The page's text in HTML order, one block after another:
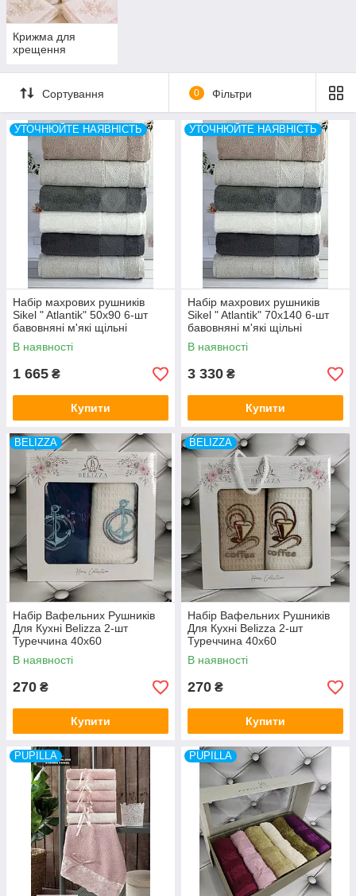
Крижма для
хрещення
Сортування 0 Фільтри
УТОЧНЮЙТЕ НАЯВНІСТЬ
Набір махрових рушників
Sikel " Atlantik" 50x90 6-шт
бавовняні м'які щільні
Туреччина
В наявності
1 665 ₴
Купити
УТОЧНЮЙТЕ НАЯВНІСТЬ
Набір махрових рушників
Sikel " Atlantik" 70x140 6-шт
бавовняні м'які щільні
Туреччина
В наявності
3 330 ₴
Купити
BELIZZA
Набір Вафельних Рушників
Для Кухні Belizza 2-шт
Туреччина 40x60
В наявності
270 ₴
Купити
BELIZZA
Набір Вафельних Рушників
Для Кухні Belizza 2-шт
Туреччина 40x60
В наявності
270 ₴
Купити
PUPILLA PUPILLA